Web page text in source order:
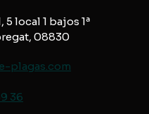
local 1 bajos 1ª
08830
plagas.com
36